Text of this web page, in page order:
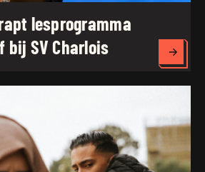
lesprogramma
bij SV Charlois
Lees